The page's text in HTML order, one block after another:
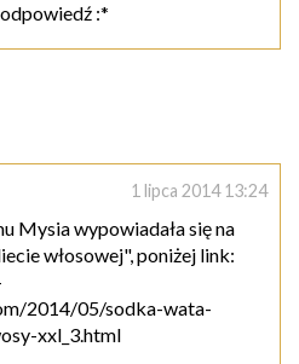
:*
1 lipca 2014 13:24
Mysia wypowiadała się na
włosowej", poniżej link:
2014/05/sodka-wata-
xxl_3.html